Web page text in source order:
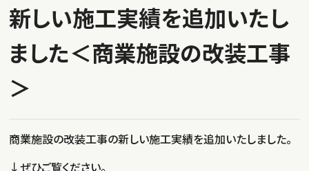
新しい施工実績を追加いたし
ました＜商業施設の改装工事
＞
商業施設の改装工事の新しい施工実績を追加いたしました。
↓ぜひご覧ください。